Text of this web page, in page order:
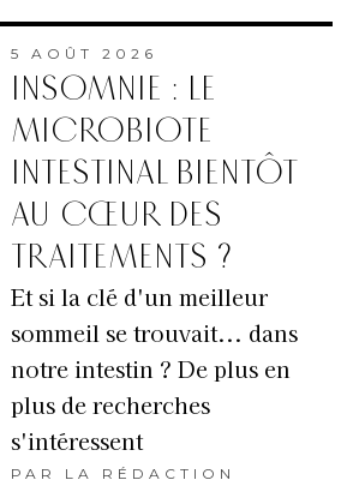
5 AOÛT 2026
INSOMNIE : LE
MICROBIOTE
INTESTINAL BIENTÔT
AU CŒUR DES
TRAITEMENTS ?
Et si la clé d'un meilleur
sommeil se trouvait... dans
notre intestin ? De plus en
plus de recherches
s'intéressent
PAR LA RÉDACTION